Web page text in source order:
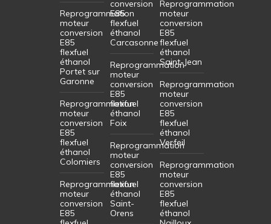
Reprogrammation
moteur
conversion
E85
flexfuel
éthanol
Portet sur
Garonne
Reprogrammation
moteur
conversion
E85
flexfuel
éthanol
Colomiers
Reprogrammation
moteur
conversion
E85
conversion
E85
flexfuel
éthanol
Carcasonne
Reprogrammation
moteur
conversion
E85
flexfuel
éthanol
Foix
Reprogrammation
moteur
conversion
E85
flexfuel
éthanol
Saint-
Orens
Reprogrammation
moteur
conversion
E85
flexfuel
éthanol
Saint-Jean
Reprogrammation
moteur
conversion
E85
flexfuel
éthanol
Verfeil
Reprogrammation
moteur
conversion
E85
flexfuel
éthanol